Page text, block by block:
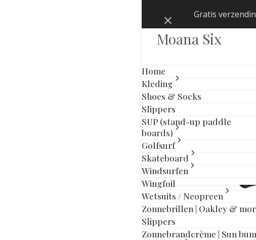
Gratis
Negeren
Moana Six
Home
Kleding
Shoes & Socks
Slippers
SUP (stand-up paddle
boards)
Golfsurf
Skateboard
Windsurfen
Wingfoil
Wetsuits / Neopreen
Zonnebrillen | Oakley &
Slippers
Zonnebrandcrème | Sun bum
Toont
MOANA
SIX2026
- All
Rights
Reserved
Winkelmand
Algemene